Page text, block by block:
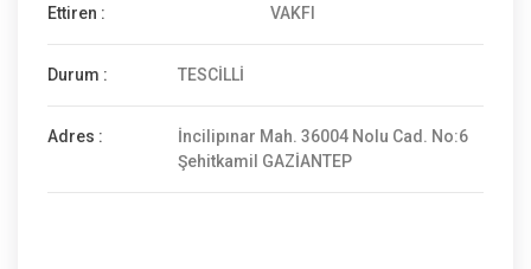
Ettiren :
VAKFI
Durum : TESCİLLİ
Adres :
İncilipınar Mah. 36004 Nolu Cad. No:6
Şehitkamil GAZİANTEP